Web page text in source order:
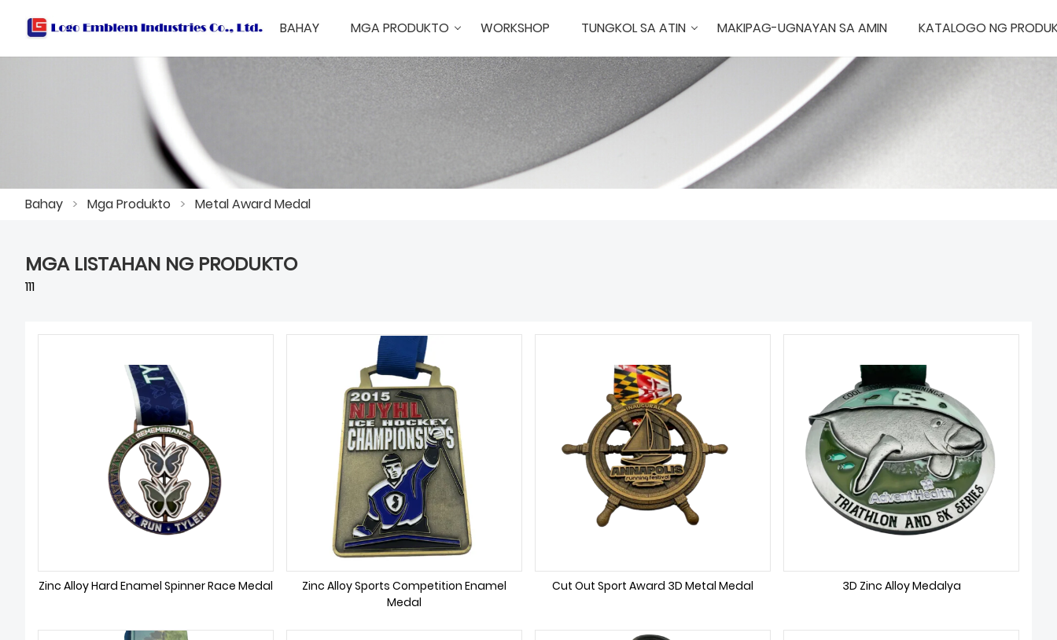
BAHAY MGA PRODUKTO WORKSHOP TUNGKOL SA ATIN MAKIPAG-UGNAYAN SA AMIN KATALOGO NG
Bahay > Mga Produkto > Metal Award Medal
MGA LISTAHAN NG PRODUKTO
111
Zinc Alloy Hard Enamel Spinner Race Medal
Zinc Alloy Sports Competition Enamel
Medal
Cut Out Sport Award 3D Metal Medal 3D Zinc Alloy Medalya